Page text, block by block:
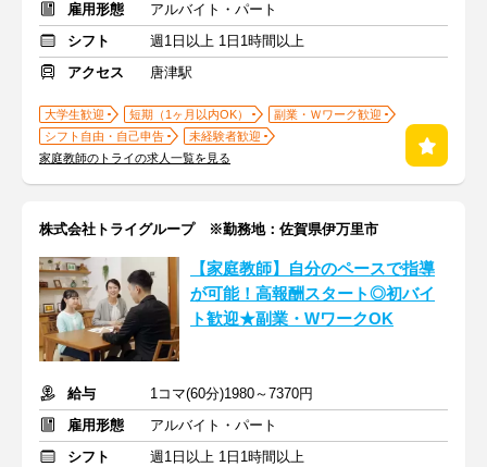
雇用形態
アルバイト・パート
シフト
週1日以上 1日1時間以上
アクセス
唐津駅
大学生歓迎 短期（1ヶ月以内OK）
副業・Ｗワーク歓迎
シフト自由・自己申告
未経験者歓迎
家庭教師のトライの求人一覧を見る
株式会社トライグループ ※勤務地：佐賀県伊万里市
【家庭教師】自分のペースで指導
が可能！高報酬スタート◎初バイ
ト歓迎★副業・WワークOK
給与
1コマ(60分)1980～7370円
雇用形態
アルバイト・パート
シフト
週1日以上 1日1時間以上